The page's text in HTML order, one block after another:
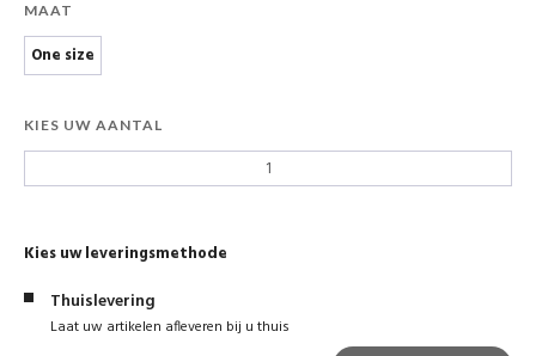
MAAT
One size
KIES UW AANTAL
Kies uw leveringsmethode
Thuislevering
Laat uw artikelen afleveren bij u thuis